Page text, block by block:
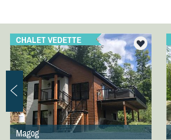
CHALET VEDETTE
Magog